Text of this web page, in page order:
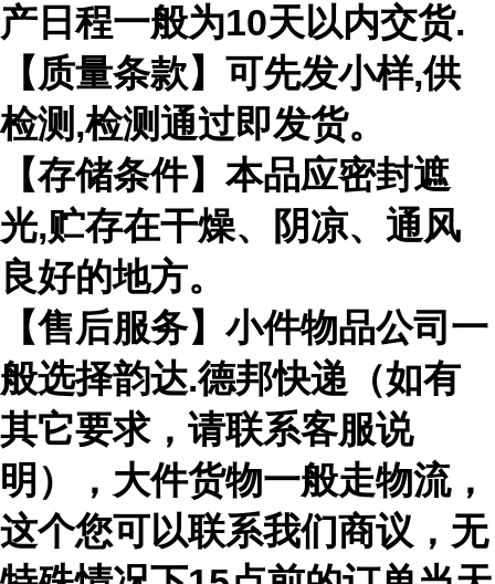
产日程一般为10天以内交货.
【质量条款】可先发小样,供
检测,检测通过即发货。
【存储条件】本品应密封遮
光,贮存在干燥、阴凉、通风
良好的地方。
【售后服务】小件物品公司一
般选择韵达.德邦快递（如有
其它要求，请联系客服说
明），大件货物一般走物流，
这个您可以联系我们商议，无